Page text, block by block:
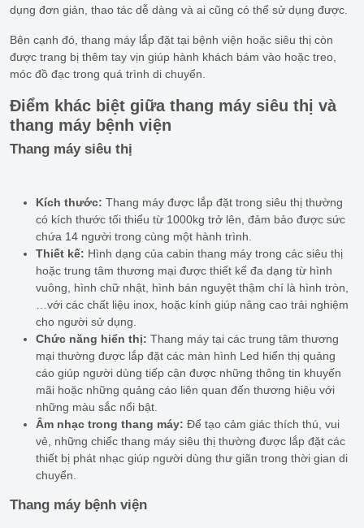
dụng đơn giản, thao tác dễ dàng và ai cũng có thể sử dụng được.
Bên cạnh đó, thang máy lắp đặt tại bệnh viện hoặc siêu thị còn
được trang bị thêm tay vịn giúp hành khách bám vào hoặc treo,
móc đồ đạc trong quá trình di chuyển.
Điểm khác biệt giữa thang máy siêu thị và
thang máy bệnh viện
Thang máy siêu thị
Kích thước: Thang máy được lắp đặt trong siêu thị thường
có kích thước tối thiểu từ 1000kg trở lên, đảm bảo được sức
chứa 14 người trong cùng một hành trình.
Thiết kế: Hình dạng của cabin thang máy trong các siêu thị
hoặc trung tâm thương mại được thiết kế đa dạng từ hình
vuông, hình chữ nhật, hình bán nguyệt thậm chí là hình tròn,
…với các chất liệu inox, hoặc kính giúp nâng cao trải nghiệm
cho người sử dụng.
Chức năng hiển thị: Thang máy tại các trung tâm thương
mại thường được lắp đặt các màn hình Led hiển thị quảng
cáo giúp người dùng tiếp cận được những thông tin khuyến
mãi hoặc những quảng cáo liên quan đến thương hiệu với
những màu sắc nổi bật.
Âm nhạc trong thang máy: Để tạo cảm giác thích thú, vui
vẻ, những chiếc thang máy siêu thị thường được lắp đặt các
thiết bị phát nhạc giúp người dùng thư giãn trong thời gian di
chuyển.
Thang máy bệnh viện